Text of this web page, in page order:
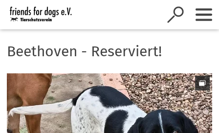
Inhalt anspringen
Beethoven - Reserviert!